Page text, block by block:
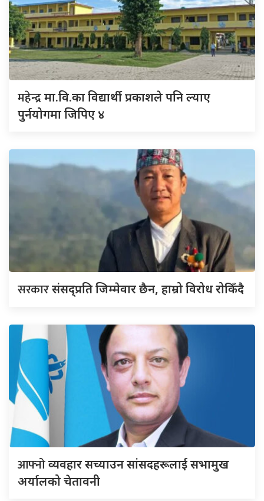
महेन्द्रमा.वि.का विद्यार्थी प्रकाशले पनि ल्याए
पुर्नयोगमा जिपिए ४
सरकारसंसद्‍प्रति जिम्मेवार छैन, हाम्रो विरोध रोकिँदै
आफ्नोव्यवहार सच्याउन सांसदहरूलाई सभामुख
अर्यालको चेतावनी